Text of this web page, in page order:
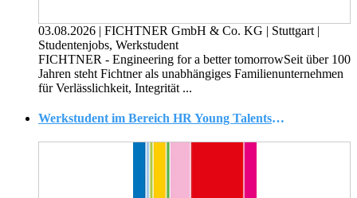
03.08.2026 | FICHTNER GmbH & Co. KG | Stuttgart |
Studentenjobs, Werkstudent
FICHTNER - Engineering for a better tomorrowSeit über 100
Jahren steht Fichtner als unabhängiges Familienunternehmen
für Verlässlichkeit, Integrität ...
Werkstudent im Bereich HR Young Talents (m/w/d)